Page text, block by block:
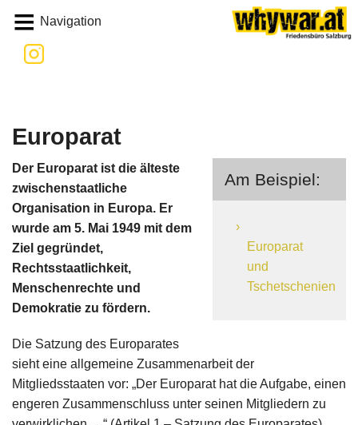
Navigation
Whywar
Europarat
Am Beispiel:
Europarat
und
Tschetschenien
Der Europarat ist die älteste
zwischenstaatliche
Organisation in Europa. Er
wurde am 5. Mai 1949 mit dem
Ziel gegründet,
Rechtsstaatlichkeit,
Menschenrechte und
Demokratie zu fördern.
Die Satzung des Europarates
sieht eine allgemeine Zusammenarbeit der
Mitgliedsstaaten vor: „Der Europarat hat die Aufgabe, einen
engeren Zusammenschluss unter seinen Mitgliedern zu